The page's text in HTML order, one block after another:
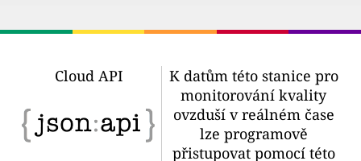
Cloud API
K datům této stanice pro
monitorování kvality
ovzduší v reálném čase
lze programově
přistupovat pomocí této